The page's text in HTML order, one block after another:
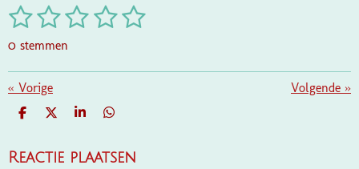
R
t
i
n
0
1
s
t
e
2
s
t
e
r
r
3
s
t
r
4
t
r
5
t
r
S
m
0 stemmen
« Vorige Volgende »
D
E
D
L
S
R
D
E
Reactie plaatsen